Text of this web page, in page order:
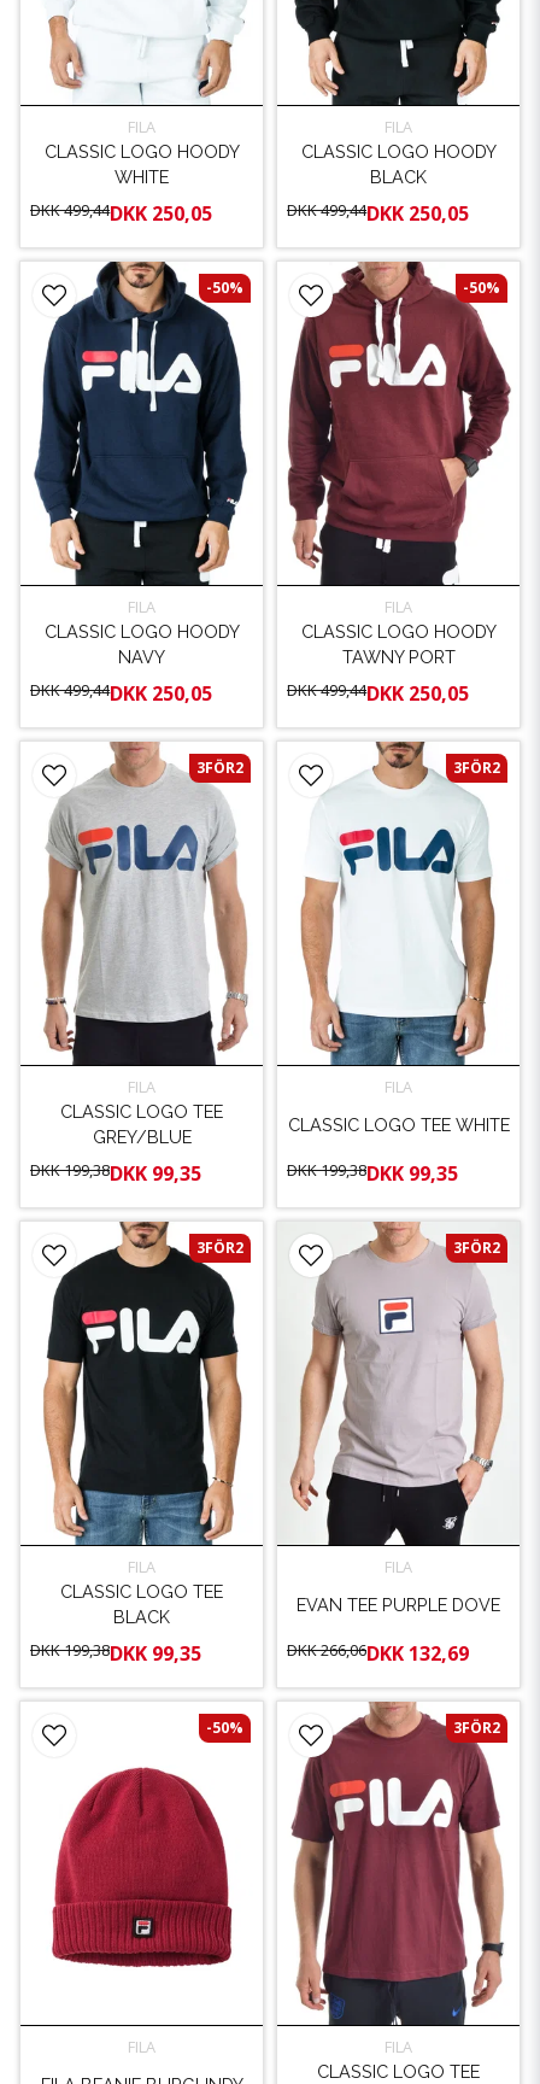
FILA
CLASSIC LOGO HOODY
WHITE
DKK 499,44DKK 250,05
FILA
CLASSIC LOGO HOODY
BLACK
DKK 499,44DKK 250,05
FILA
CLASSIC LOGO HOODY
NAVY
DKK 499,44DKK 250,05
-50%
FILA
CLASSIC LOGO HOODY
TAWNY PORT
DKK 499,44DKK 250,05
-50%
FILA
CLASSIC LOGO TEE
GREY/BLUE
DKK 199,38DKK 99,35
3FÖR2
FILA
CLASSIC LOGO TEE WHITE
DKK 199,38DKK 99,35
3FÖR2
FILA
CLASSIC LOGO TEE
BLACK
DKK 199,38DKK 99,35
3FÖR2
FILA
EVAN TEE PURPLE DOVE
DKK 266,06DKK 132,69
3FÖR2
FILA
-50%
FILA
CLASSIC LOGO TEE
3FÖR2